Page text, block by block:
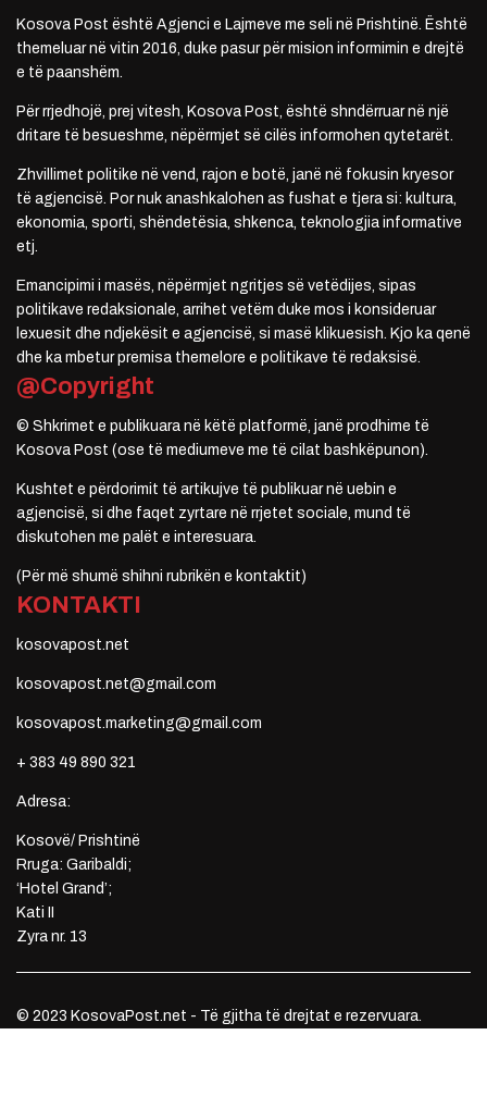
Kosova Post është Agjenci e Lajmeve me seli në Prishtinë. Është
themeluar në vitin 2016, duke pasur për mision informimin e drejtë
e të paanshëm.
Për rrjedhojë, prej vitesh, Kosova Post, është shndërruar në një
dritare të besueshme, nëpërmjet së cilës informohen qytetarët.
Zhvillimet politike në vend, rajon e botë, janë në fokusin kryesor
të agjencisë. Por nuk anashkalohen as fushat e tjera si: kultura,
ekonomia, sporti, shëndetësia, shkenca, teknologjia informative
etj.
Emancipimi i masës, nëpërmjet ngritjes së vetëdijes, sipas
politikave redaksionale, arrihet vetëm duke mos i konsideruar
lexuesit dhe ndjekësit e agjencisë, si masë klikuesish. Kjo ka qenë
dhe ka mbetur premisa themelore e politikave të redaksisë.
@Copyright
© Shkrimet e publikuara në këtë platformë, janë prodhime të
Kosova Post (ose të mediumeve me të cilat bashkëpunon).
Kushtet e përdorimit të artikujve të publikuar në uebin e
agjencisë, si dhe faqet zyrtare në rrjetet sociale, mund të
diskutohen me palët e interesuara.
(Për më shumë shihni rubrikën e kontaktit)
KONTAKTI
kosovapost.net
kosovapost.net@gmail.com
kosovapost.marketing@gmail.com
+ 383 49 890 321
Adresa:
Kosovë/ Prishtinë
Rruga: Garibaldi;
‘Hotel Grand’;
Kati II
Zyra nr. 13
© 2023 KosovaPost.net - Të gjitha të drejtat e rezervuara.